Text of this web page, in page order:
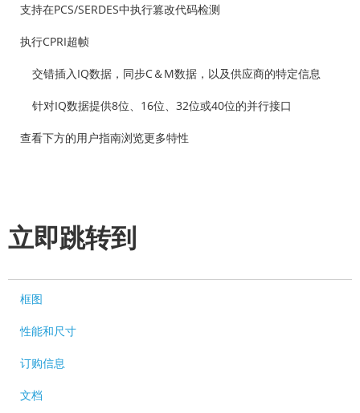
支持在PCS/SERDES中执行篡改代码检测
执行CPRI超帧
交错插入IQ数据，同步C＆M数据，以及供应商的特定信息
针对IQ数据提供8位、16位、32位或40位的并行接口
查看下方的用户指南浏览更多特性
立即跳转到
框图
性能和尺寸
订购信息
文档